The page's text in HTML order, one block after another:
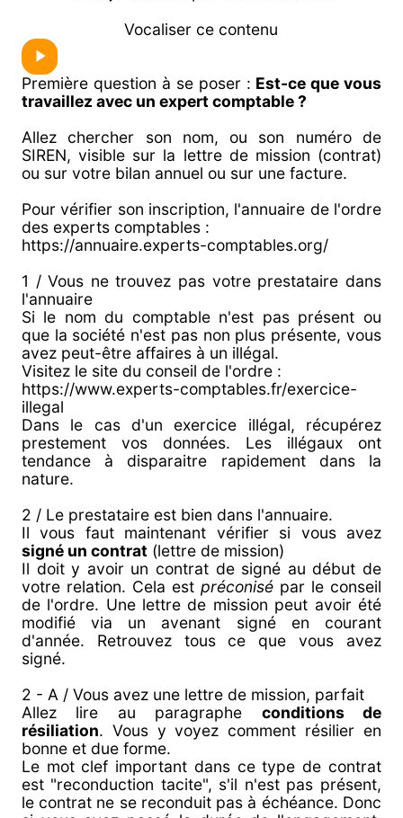
Vocaliser ce contenu
Première question à se poser : Est-ce que vous
travaillez avec un expert comptable ?
Allez chercher son nom, ou son numéro de
SIREN, visible sur la lettre de mission (contrat)
ou sur votre bilan annuel ou sur une facture.
Pour vérifier son inscription, l'annuaire de l'ordre
des experts comptables :
https://annuaire.experts-comptables.org/
1 / Vous ne trouvez pas votre prestataire dans
l'annuaire
Si le nom du comptable n'est pas présent ou
que la société n'est pas non plus présente, vous
avez peut-être affaires à un illégal.
Visitez le site du conseil de l'ordre :
https://www.experts-comptables.fr/exercice-
illegal
Dans le cas d'un exercice illégal, récupérez
prestement vos données. Les illégaux ont
tendance à disparaitre rapidement dans la
nature.
2 / Le prestataire est bien dans l'annuaire.
Il vous faut maintenant vérifier si vous avez
signé un contrat (lettre de mission)
Il doit y avoir un contrat de signé au début de
votre relation. Cela est préconisépar le conseil
de l'ordre. Une lettre de mission peut avoir été
modifié via un avenant signé en courant
d'année. Retrouvez tous ce que vous avez
signé.
2 - A / Vous avez une lettre de mission, parfait
Allez lire au paragraphe conditions de
résiliation. Vous y voyez comment résilier en
bonne et due forme.
Le mot clef important dans ce type de contrat
est "reconduction tacite", s'il n'est pas présent,
le contrat ne se reconduit pas à échéance. Donc